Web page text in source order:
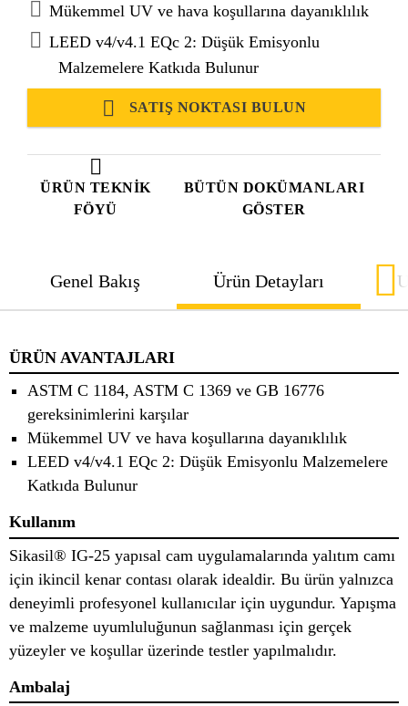
ÜRÜN TEKNIK
FÖYÜ
BÜTÜN DOKÜMANLARI
GÖSTER
Mükemmel UV ve hava koşullarına dayanıklılık
LEED v4/v4.1 EQc 2: Düşük Emisyonlu
Malzemelere Katkıda Bulunur
SATIŞ NOKTASI BULUN
Genel Bakış Ürün Detayları
ÜRÜN AVANTAJLARI
ASTM C 1184, ASTM C 1369 ve GB 16776
gereksinimlerini karşılar
Mükemmel UV ve hava koşullarına dayanıklılık
LEED v4/v4.1 EQc 2: Düşük Emisyonlu Malzemelere
Katkıda Bulunur
Kullanım
Sikasil® IG-25 yapısal cam uygulamalarında yalıtım camı
için ikincil kenar contası olarak idealdir. Bu ürün yalnızca
deneyimli profesyonel kullanıcılar için uygundur. Yapışma
ve malzeme uyumluluğunun sağlanması için gerçek
yüzeyler ve koşullar üzerinde testler yapılmalıdır.
Ambalaj